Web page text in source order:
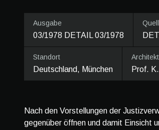
Ausgabe
03/1978 DETAIL 03/1978
Standort
Deutschland, München Prof.
Nach den Vorstellungen der
gegenüber öffnen und damit Einsicht